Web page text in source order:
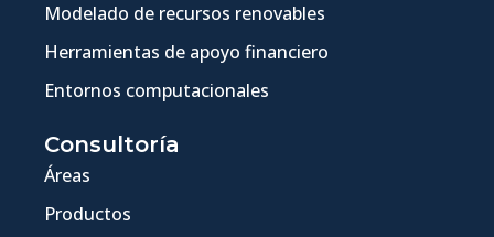
Modelado de recursos renovables
Herramientas de apoyo financiero
Entornos computacionales
Consultoría
Áreas
Productos